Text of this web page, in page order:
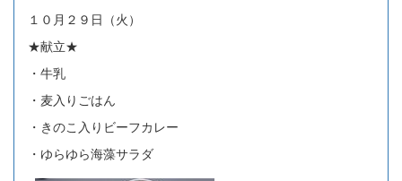
１０月２９日（火）
★献立★
・牛乳
・麦入りごはん
・きのこ入りビーフカレー
・ゆらゆら海藻サラダ